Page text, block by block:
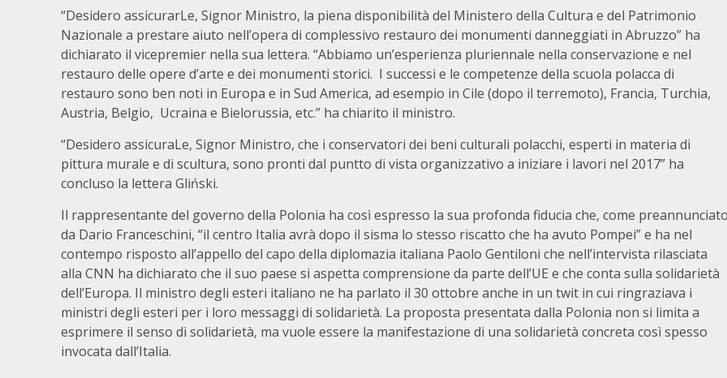
“Desidero assicurarLe, Signor Ministro, la piena disponibilità del Ministero della Cultura e del Patrimonio
Nazionale a prestare aiuto nell’opera di complessivo restauro dei monumenti danneggiati in Abruzzo” ha
dichiarato il vicepremier nella sua lettera. “Abbiamo un’esperienza pluriennale nella conservazione e nel
restauro delle opere d’arte e dei monumenti storici. I successi e le competenze della scuola polacca di
restauro sono ben noti in Europa e in Sud America, ad esempio in Cile (dopo il terremoto), Francia, Turchia,
Austria, Belgio, Ucraina e Bielorussia, etc.” ha chiarito il ministro.
“Desidero assicuraLe, Signor Ministro, che i conservatori dei beni culturali polacchi, esperti in materia di
pittura murale e di scultura, sono pronti dal puntto di vista organizzativo a iniziare i lavori nel 2017” ha
concluso la lettera Gliński.
Il rappresentante del governo della Polonia ha così espresso la sua profonda fiducia che, come
da Dario Franceschini, “il centro Italia avrà dopo il sisma lo stesso riscatto che ha avuto Pompei” e ha nel
contempo risposto all’appello del capo della diplomazia italiana Paolo Gentiloni che nell’intervista rilasciata
alla CNN ha dichiarato che il suo paese si aspetta comprensione da parte dell’UE e che conta sulla solidarietà
dell’Europa. Il ministro degli esteri italiano ne ha parlato il 30 ottobre anche in un twit in cui ringraziava i
ministri degli esteri per i loro messaggi di solidarietà. La proposta presentata dalla Polonia non si limita a
esprimere il senso di solidarietà, ma vuole essere la manifestazione di una solidarietà concreta così spesso
invocata dall’Italia.